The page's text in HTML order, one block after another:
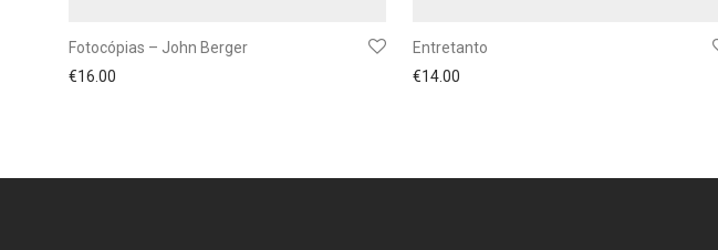
Fotocópias – John Berger
€16.00
Entretanto
€14.00